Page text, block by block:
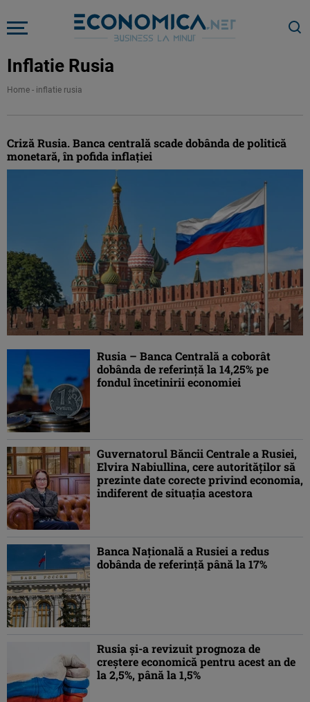
Inflatie Rusia
Home - inflatie rusia
Criză Rusia. Banca centrală scade dobânda de politică
monetară, în pofida inflaţiei
Rusia – Banca Centrală a coborât
dobânda de referinţă la 14,25% pe
fondul încetinirii economiei
Guvernatorul Băncii Centrale a Rusiei,
Elvira Nabiullina, cere autorităților să
prezinte date corecte privind economia,
indiferent de situația acestora
Banca Națională a Rusiei a redus
dobânda de referință până la 17%
Rusia şi-a revizuit prognoza de
creştere economică pentru acest an de
la 2,5%, până la 1,5%